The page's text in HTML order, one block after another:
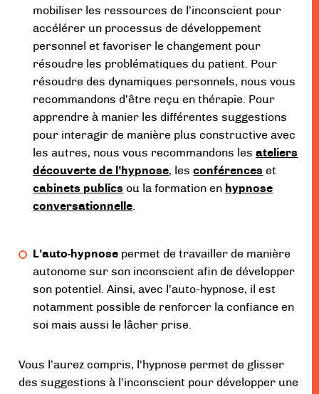
mobiliser les ressources de l’inconscient pour
accélérer un processus de développement
personnel et favoriser le changement pour
résoudre les problématiques du patient. Pour
résoudre des dynamiques personnels, nous vous
recommandons d’être reçu en thérapie. Pour
apprendre à manier les différentes suggestions
pour interagir de manière plus constructive avec
les autres, nous vous recommandons lesateliers
découverte de l’hypnose, lesconférences et
cabinets publics ou la formation en hypnose
conversationnelle.
L’auto-hypnose permet de travailler de manière
autonome sur son inconscient afin de développer
son potentiel. Ainsi, avec l’auto-hypnose, il est
notamment possible de renforcer la confiance en
soi mais aussi le lâcher prise.
Vous l’aurez compris, l’hypnose permet de glisser
des suggestions à l’inconscient pour développer une